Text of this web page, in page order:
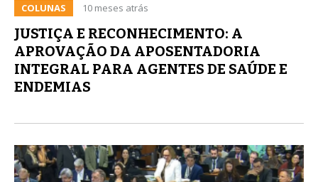
COLUNAS 10 meses atrás
JUSTIÇA E RECONHECIMENTO: A
APROVAÇÃO DA APOSENTADORIA
INTEGRAL PARA AGENTES DE SAÚDE E
ENDEMIAS